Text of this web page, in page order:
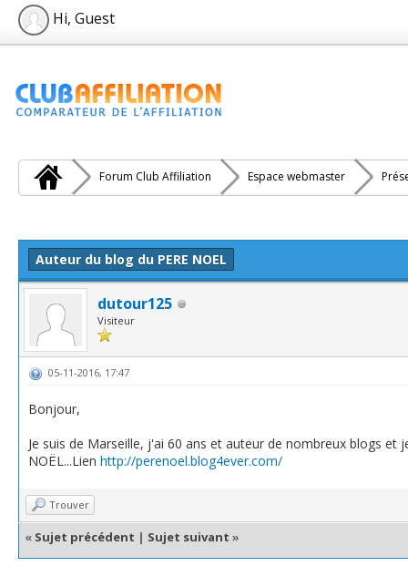
Hi, Guest
Forum Club Affiliation Espace webmaster
Auteur du blog du PERE NOEL
dutour125
Visiteur
05-11-2016, 17:47
Bonjour,
Je suis de Marseille, j'ai 60 ans et auteur de nombreux blogs
NOËL...Lien http://perenoel.blog4ever.com/
Trouver
« Sujet précédent | Sujet suivant »